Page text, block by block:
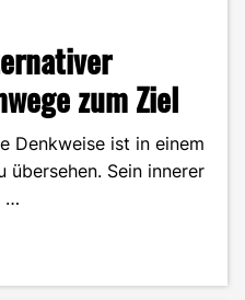
zum Ziel
Denkweise ist in einem
übersehen. Sein innerer
…